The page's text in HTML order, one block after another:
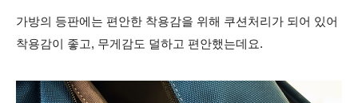
가방의 등판에는 편안한 착용감을 위해 쿠션처리가 되어 있어
착용감이 좋고, 무게감도 덜하고 편안했는데요.